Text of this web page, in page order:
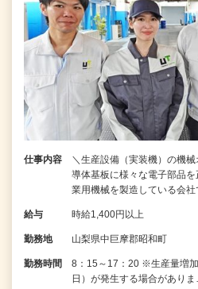
仕事内容
＼生産設備（実装機）の機
導体基板に様々な電子部品
業用機械を製造している会
給与 時給1,400円以上
勤務地 山梨県中巨摩郡昭和町
勤務時間
8：15～17：20 ※生産量増
日）が発生する場合があり